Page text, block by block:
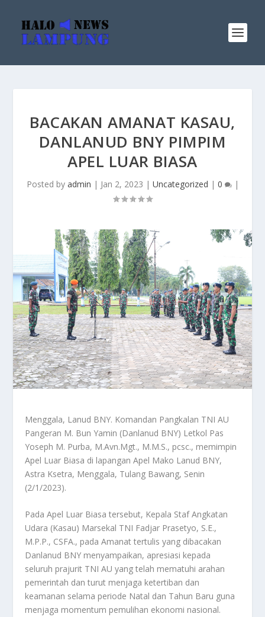
BACAKAN AMANAT KASAU,
DANLANUD BNY PIMPIM
APEL LUAR BIASA
Posted by admin | Jan 2, 2023 | Uncategorized | 0 |
Menggala, Lanud BNY. Komandan Pangkalan TNI AU
Pangeran M. Bun Yamin (Danlanud BNY) Letkol Pas
Yoseph M. Purba, M.Avn.Mgt., M.M.S., pcsc., memimpin
Apel Luar Biasa di lapangan Apel Mako Lanud BNY,
Astra Ksetra, Menggala, Tulang Bawang, Senin
(2/1/2023).
Pada Apel Luar Biasa tersebut, Kepala Staf Angkatan
Udara (Kasau) Marsekal TNI Fadjar Prasetyo, S.E.,
M.P.P., CSFA., pada Amanat tertulis yang dibacakan
Danlanud BNY menyampaikan, apresiasi kepada
seluruh prajurit TNI AU yang telah mematuhi arahan
pemerintah dan turut menjaga ketertiban dan
keamanan selama periode Natal dan Tahun Baru guna
menjaga momentum pemulihan ekonomi nasional.